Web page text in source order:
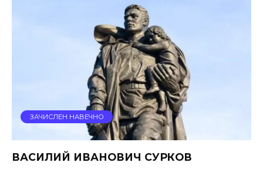
ЗАЧИСЛЕН НАВЕЧНО
ВАСИЛИЙ ИВАНОВИЧ СУРКОВ